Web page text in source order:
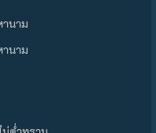
นาม
นาม